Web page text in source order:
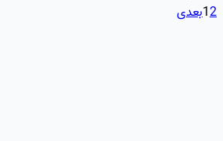
12 بعدی